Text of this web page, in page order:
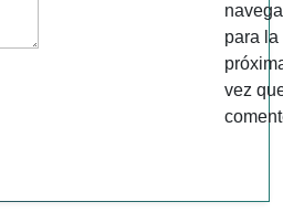
para la
vez